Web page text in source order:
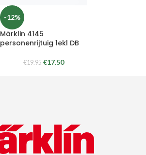
-12%
Märklin 4145
personenrijtuig 1ekl DB
€19.95 €17.50